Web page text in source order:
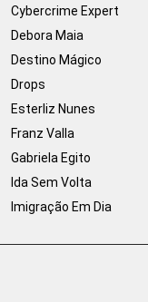
Cybercrime Expert
Debora Maia
Destino Mágico
Drops
Esterliz Nunes
Franz Valla
Gabriela Egito
Ida Sem Volta
Imigração Em Dia